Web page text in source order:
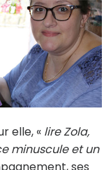
elle, « lire Zola,
minuscule et un